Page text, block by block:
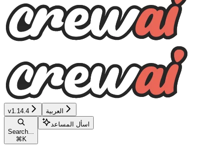
v1.14.4 العربية
Search...
⌘ K
اسأل المساعد